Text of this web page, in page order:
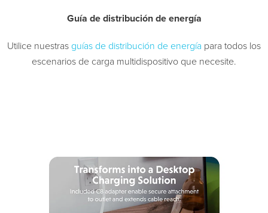
Guía de distribución de energía
Utilice nuestras guías de distribución de energía para todos los
escenarios de carga multidispositivo que necesite.